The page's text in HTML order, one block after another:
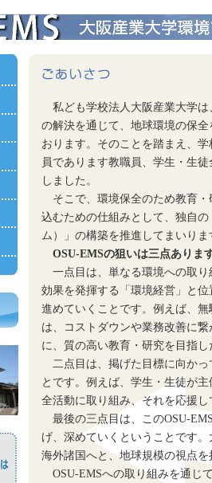
私ども学校法人大阪産業大学は
の解決を通じて、地球環境の保
おります。そのことを踏まえ、
員であります教職員、学生・生
しました。
そこで、環境保全のため教育・
込むための仕組みとして、独自
ム）」の構築を推進してまいりま
OSU-EMSの狙いは三点ありま
一点目は、単なる環境への取り
効果を発揮する「環境経営」と
進めていくことです。例えば、
は、コストダウンや業務改善に
に、質の高い教育・研究を目指
二点目は、掲げた目標に向かっ
とです。例えば、学生・生徒が
全活動に取り組み、それを応援
最後の三点目は、このOSU-
げ、深めていくということです
海外諸国へと、地球規模の視点
OSU-EMSへの取り組みを通じ